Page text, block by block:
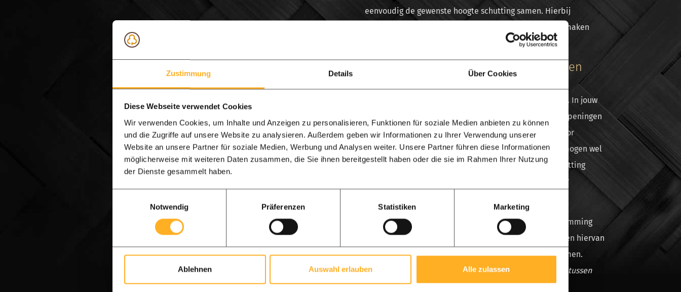
Zustimmung Details Über Cookies
Diese Webseite verwendet Cookies
Wir verwenden Cookies, um Inhalte und Anzeigen zu personalisieren, Funktionen für soziale Medien anbieten zu können
und die Zugriffe auf unsere Website zu analysieren. Außerdem geben wir Informationen zu Ihrer Verwendung unserer
Website an unsere Partner für soziale Medien, Werbung und Analysen weiter. Unsere Partner führen diese Informationen
möglicherweise mit weiteren Daten zusammen, die Sie ihnen bereitgestellt haben oder die sie im Rahmen Ihrer Nutzung
der Dienste gesammelt haben.
Notwendig
Präferenzen Statistiken Marketing
Ablehnen Auswahl erlauben Alle zulassen
eenvoudig de gewenste hoogte schutting samen. Hierbij
adviseren wij jou om de schutting hoogte niet lager te maken
dan 1m1. Dit om zaagverlies tegen te gaan.
Hoe hoog mag een schutting zijn tussen
Hou bij de hoogte schutting ook rekening met de buren. In jouw
achtertuin is het niet toegestaan om schuttingen met openingen
of ramen te hebben, vanwege privacyoverwegingen. Voor
schuttingen in de voortuin gelden andere regels; hier mogen wel
openingen aanwezig zijn. Let hierbij wel op dat de schutting
minstens één meter verwijderd moet zijn van openbaar
Voor het plaatsen van een schutting heb je geen toestemming
van uw buren nodig, maar het is altijd verstandig om hen hiervan
op de hoogte te stellen om eventueel gedoe te voorkomen.
Hopelijk is jouw vraag
‘hoe hoog mag een schutting zijn tussen
buren?’nu beantwoord.